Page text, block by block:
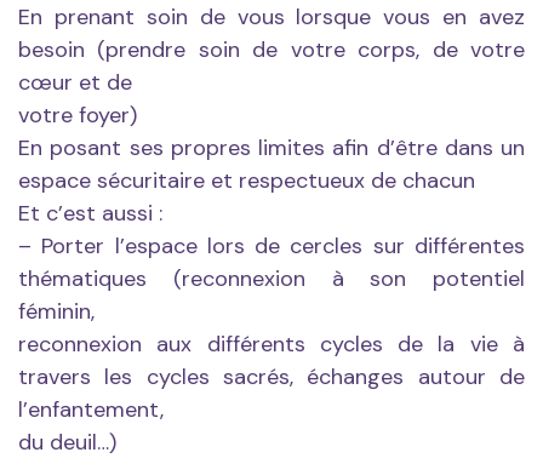
En prenant soin de vous lorsque vous en avez
besoin (prendre soin de votre corps, de votre
cœur et de
votre foyer)
En posant ses propres limites afin d’être dans un
espace sécuritaire et respectueux de chacun
Et c’est aussi :
– Porter l’espace lors de cercles sur différentes
thématiques (reconnexion à son potentiel
féminin,
reconnexion aux différents cycles de la vie à
travers les cycles sacrés, échanges autour de
l’enfantement,
du deuil…)